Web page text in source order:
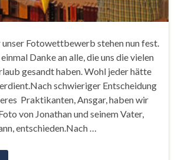
Fotowettbewerb stehen nun fest.
Danke an alle, die uns die vielen
gesandt haben. Wohl jeder hätte
schwieriger Entscheidung
Praktikanten, Ansgar, haben wir
von Jonathan und seinem Vater,
entschieden.Nach …